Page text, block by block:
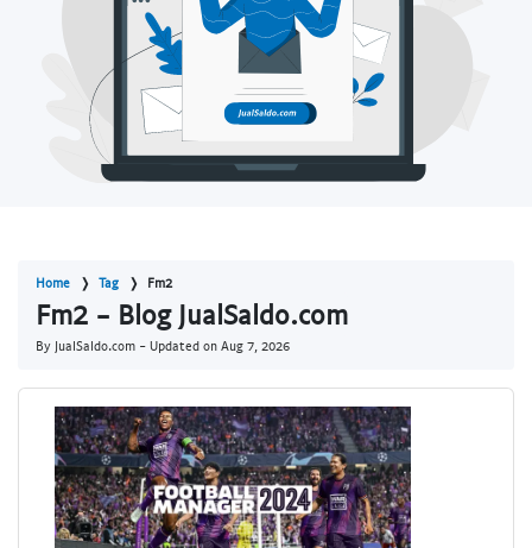
Home Tag Fm2
Fm2 - Blog JualSaldo.com
By JualSaldo.com - Updated on Aug 7, 2026